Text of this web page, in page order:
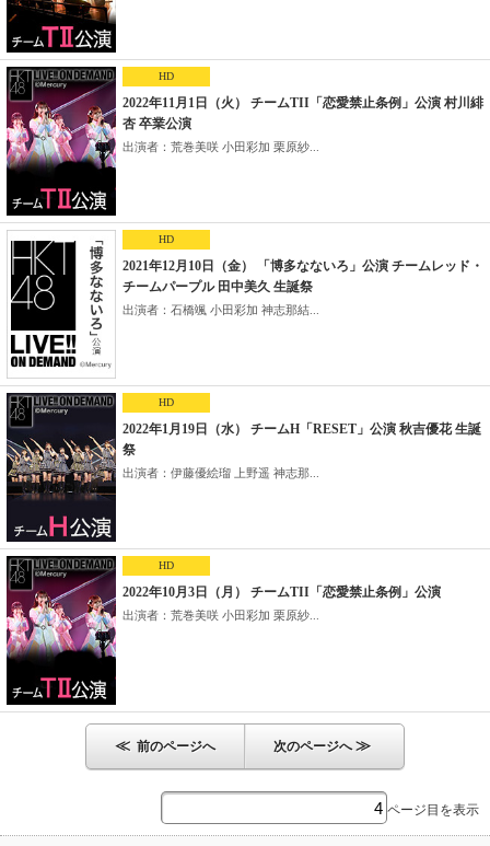
HD
2022年11月1日（火） チームTII「恋愛禁止条例」公演 村川緋
杏 卒業公演
出演者：荒巻美咲 小田彩加 栗原紗...
HD
2021年12月10日（金） 「博多なないろ」公演 チームレッド・
チームパープル 田中美久 生誕祭
出演者：石橋颯 小田彩加 神志那結...
HD
2022年1月19日（水） チームH「RESET」公演 秋吉優花 生誕
祭
出演者：伊藤優絵瑠 上野遥 神志那...
HD
2022年10月3日（月） チームTII「恋愛禁止条例」公演
出演者：荒巻美咲 小田彩加 栗原紗...
≪ 前のページへ 次のページへ≫
ページ目を表示